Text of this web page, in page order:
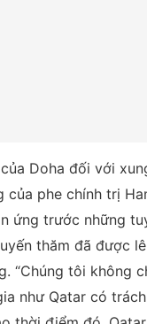
Doha đối với
của phe chính trị
ứng trước những
thăm đã được
“Chúng tôi không
như Qatar có